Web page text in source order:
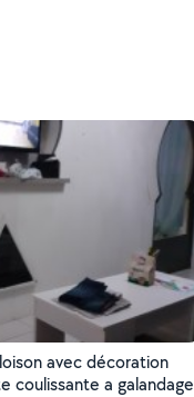
avec décoration
coulissante a galandage